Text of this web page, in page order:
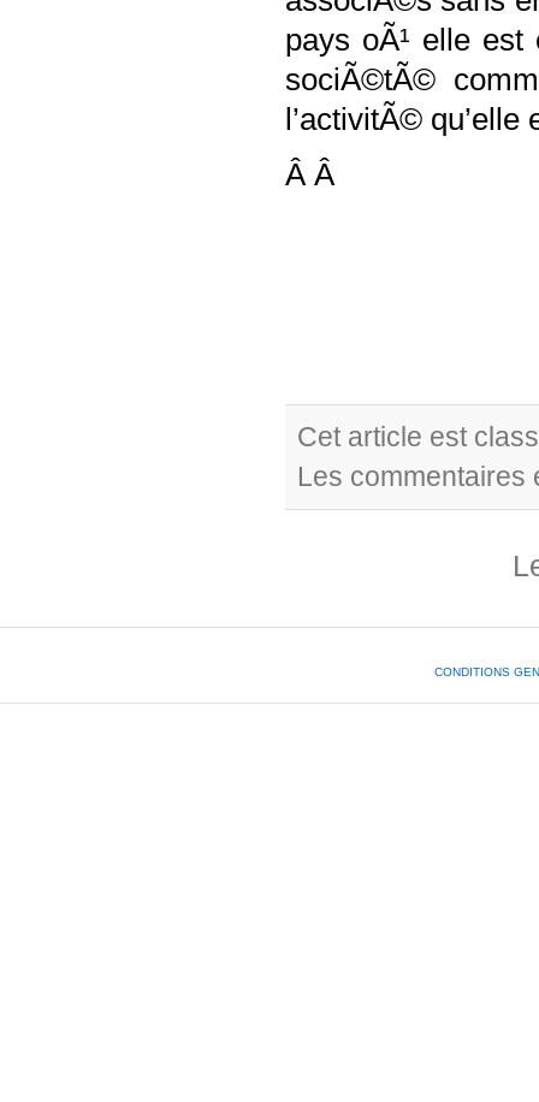
pays oÃ¹ elle est
sociÃ©tÃ©
l’activitÃ© qu’elle
Â Â
Cet article est
Les commentaires
CONDITIONS